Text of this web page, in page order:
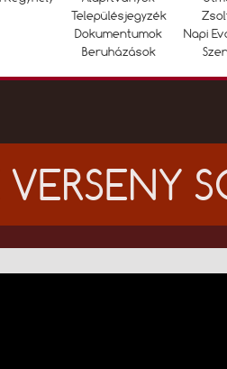
Településjegyzék
Dokumentumok
Beruházások
Napi